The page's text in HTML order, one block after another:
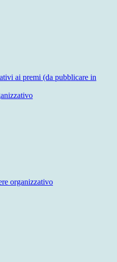
ai premi (da pubblicare in
organizzativo